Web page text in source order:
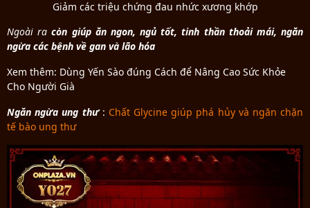
Giảm các triệu chứng đau nhức xương khớp
Ngoài ra còn giúp ăn ngon, ngủ tốt, tinh thần thoải mái, ngăn
ngừa các bệnh về gan và lão hóa
Xem thêm: Dùng Yến Sào đúng Cách để Nâng Cao Sức Khỏe
Cho Người Già
Ngăn ngừa ung thư: Chất Glycine giúp phá hủy và ngăn chặn
tế bào ung thư